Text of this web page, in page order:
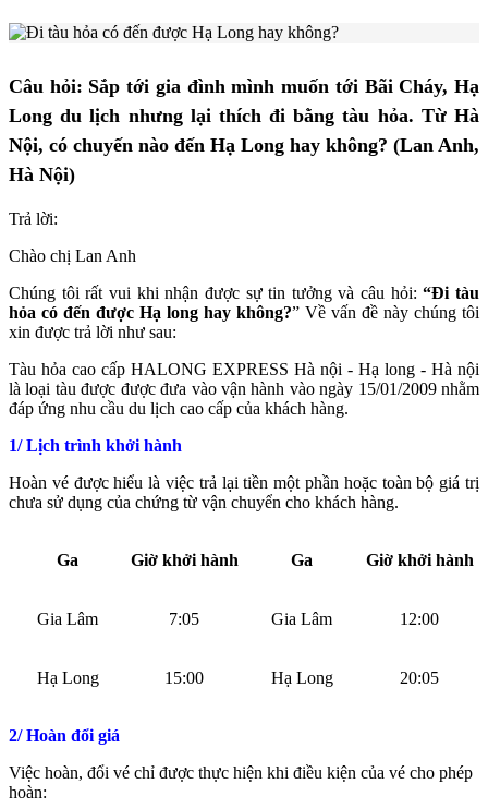
Câu hỏi: Sắp tới gia đình mình muốn tới Bãi Cháy, Hạ
Long du lịch nhưng lại thích đi bằng tàu hỏa. Từ Hà
Nội, có chuyến nào đến Hạ Long hay không? (Lan Anh,
Hà Nội)
Trả lời:
Chào chị Lan Anh
Chúng tôi rất vui khi nhận được sự tin tưởng và câu hỏi:“Đi tàu
hỏa có đến được Hạ long hay không?” Về vấn đề này chúng tôi
xin được trả lời như sau:
Tàu hỏa cao cấp HALONG EXPRESS Hà nội - Hạ long - Hà nội
là loại tàu được được đưa vào vận hành vào ngày 15/01/2009 nhằm
đáp ứng nhu cầu du lịch cao cấp của khách hàng.
1/ Lịch trình khởi hành
Hoàn vé được hiểu là việc trả lại tiền một phần hoặc toàn bộ giá trị
chưa sử dụng của chứng từ vận chuyển cho khách hàng.
Ga Giờ khởi hành Ga Giờ khởi hành
Gia Lâm 7:05 Gia Lâm 12:00
Hạ Long 15:00 Hạ Long 20:05
2/ Hoàn đổi giá
Việc hoàn, đổi vé chỉ được thực hiện khi điều kiện của vé cho phép
hoàn: